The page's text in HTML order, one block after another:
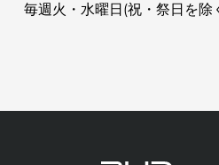
毎週火・水曜日(祝・祭日を除